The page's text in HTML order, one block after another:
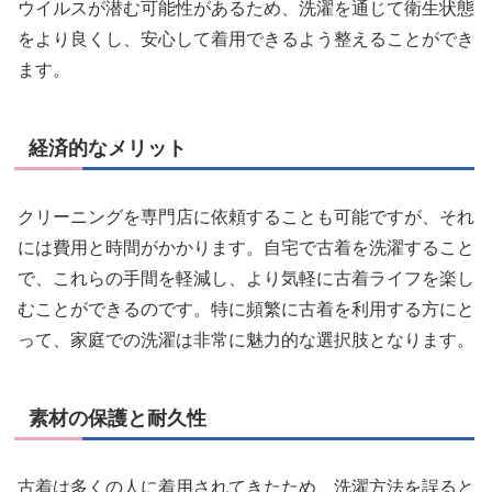
ウイルスが潜む可能性があるため、洗濯を通じて衛生状態
をより良くし、安心して着用できるよう整えることができ
ます。
経済的なメリット
クリーニングを専門店に依頼することも可能ですが、それ
には費用と時間がかかります。自宅で古着を洗濯すること
で、これらの手間を軽減し、より気軽に古着ライフを楽し
むことができるのです。特に頻繁に古着を利用する方にと
って、家庭での洗濯は非常に魅力的な選択肢となります。
素材の保護と耐久性
古着は多くの人に着用されてきたため、洗濯方法を誤ると